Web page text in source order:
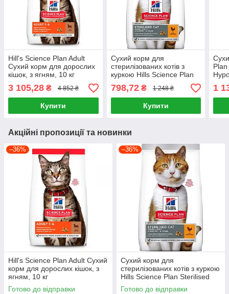
Hill's Science Plan Adult
Сухий корм для дорослих
кішок, з ягням, 10 кг
3 105,28 ₴ 4 852 ₴
Купити
Сухий корм для
стерилізованих котів з
куркою Hills Science Plan
Sterilised Cat Young Adult
Chicken 1,5кг
798,72₴ 1 248 ₴
Купити
1
Акційні пропозиції та новинки
–36%
Hill's Science Plan Adult Сухий
корм для дорослих кішок, з
ягням, 10 кг
Готово до відправки
–36%
Сухий корм для
стерилізованих котів з куркою
Hills Science Plan Sterilised
Cat Young Adult Chicken 1,5кг
Готово до відправки